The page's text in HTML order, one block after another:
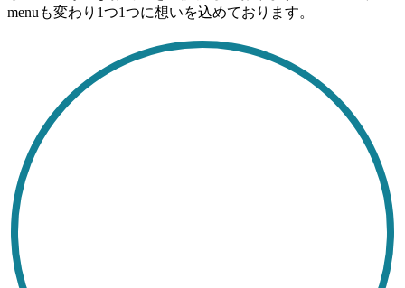
menuも変わり1つ1つに想いを込めております。